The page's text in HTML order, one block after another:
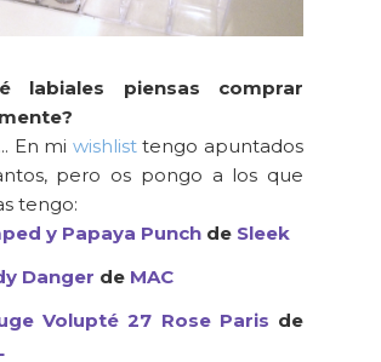
labiales piensas comprar
En mi wishlisttengo apuntados
pero os pongo a los que
tengo:
y Papaya Punch de Sleek
Danger de MAC
Volupté 27 Rose Paris de